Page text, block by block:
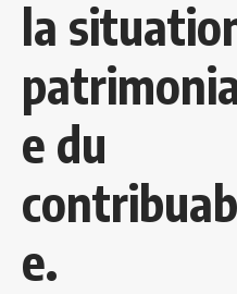
la
e du
e.